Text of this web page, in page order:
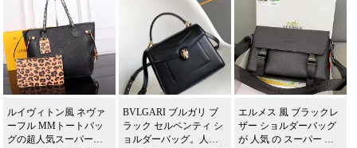
特徴です。高品質なレ
プリカ品がお手頃価格
で入手可能で、ディオ
ール ディオール バッグ
の高級なスタイルを日
常に取り入れられま
す。
なく着こなせ、ギフト
ボックス付属の高品質
な偽物バッグです。
たスーパー コピーとな
っています。
ルイヴィトン風 ネヴァ
ーフル MMトートバッ
グの超人気スーパーコ
BVLGARI ブルガリ ブ
ラック セルペンティ シ
ョルダーバッグ。人気
エルメス 風 ブラックレ
ザー ショルダーバッグ
が 人気 の スーパー コ